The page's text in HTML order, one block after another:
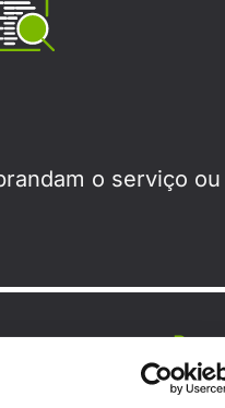
o serviço ou
e fluxos de